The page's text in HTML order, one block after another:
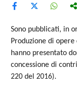
Sono pubblicati, in
Produzione di
hanno presentato
concessione di
220 del 2016).